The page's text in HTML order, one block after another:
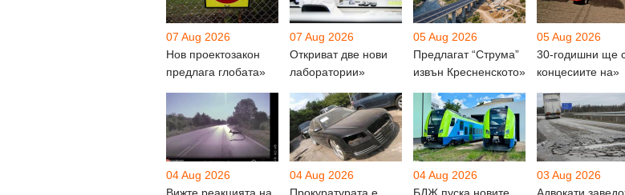
07 Aug 2026
Нов проектозакон
предлага глобата»
07 Aug 2026
Откриват две нови
лаборатории»
05 Aug 2026
Предлагат “Струма”
извън Кресненското»
05 Aug 2026
30-годишни ще
концесиите на»
04 Aug 2026
04 Aug 2026
04 Aug 2026
03 Aug 2026